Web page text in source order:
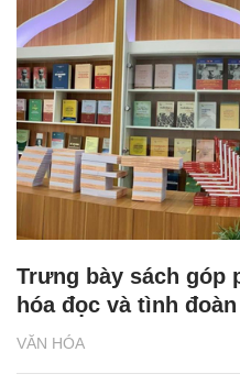
VĂN HÓA
Trưng bày sách góp
hóa đọc và tình